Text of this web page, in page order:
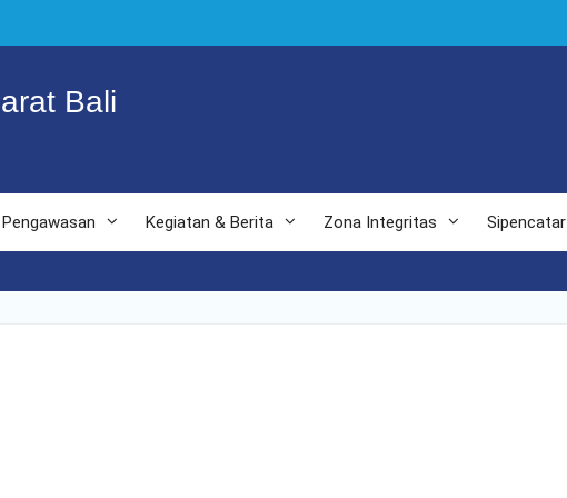
Bali
Pengawasan Kegiatan & Berita Zona Integritas Sipencatar